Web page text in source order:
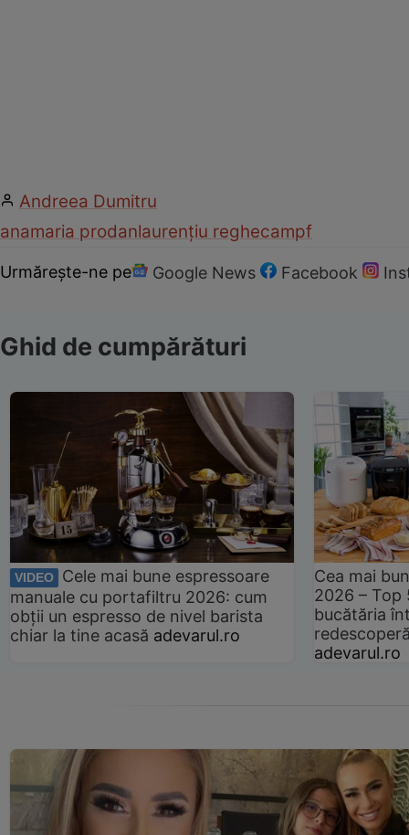
Andreea Dumitru
anamaria prodanlaurențiu reghecampf
Urmărește-ne pe Google News Facebook
Ghid de cumpărături
VIDEO
Cele mai bune espressoare
manuale cu portafiltru 2026: cum
obții un espresso de nivel barista
chiar la tine acasă adevarul.ro
Cea mai
2026 –
bucătăria
adevarul.ro